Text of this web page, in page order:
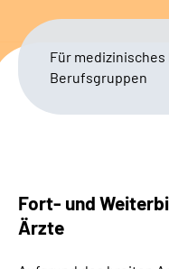
Karriere
Sozialdienste &
Leichte Sprache
Für
Berufsgruppen
Fort- und
Ärzte